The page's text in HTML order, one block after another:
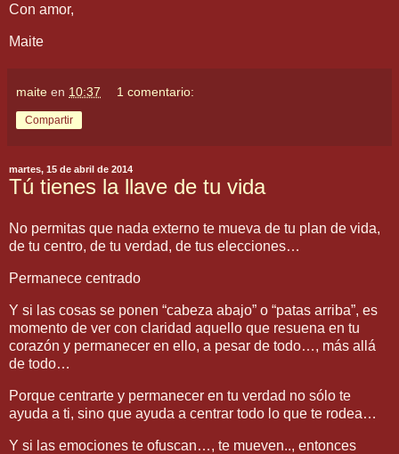
Con amor,
Maite
maite en 10:37 1 comentario:
Compartir
martes, 15 de abril de 2014
Tú tienes la llave de tu vida
No permitas que nada externo te mueva de tu plan de vida,
de tu centro, de tu verdad, de tus elecciones…
Permanece centrado
Y si las cosas se ponen “cabeza abajo” o “patas arriba”, es
momento de ver con claridad aquello que resuena en tu
corazón y permanecer en ello, a pesar de todo…, más allá
de todo…
Porque centrarte y permanecer en tu verdad no sólo te
ayuda a ti, sino que ayuda a centrar todo lo que te rodea…
Y si las emociones te ofuscan…, te mueven.., entonces